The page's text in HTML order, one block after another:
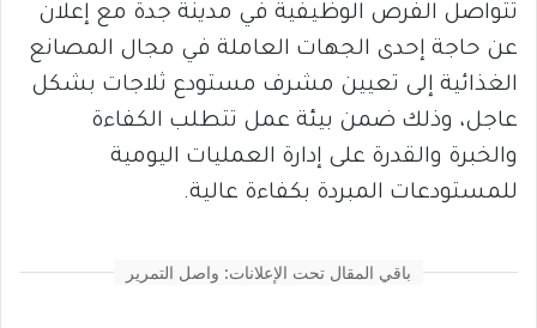
تتواصل الفرص الوظيفية في مدينة جدة مع إعلان
عن حاجة إحدى الجهات العاملة في مجال المصانع
الغذائية إلى تعيين مشرف مستودع ثلاجات بشكل
عاجل، وذلك ضمن بيئة عمل تتطلب الكفاءة
والخبرة والقدرة على إدارة العمليات اليومية
للمستودعات المبردة بكفاءة عالية.
باقي المقال تحت الإعلانات: واصل التمرير